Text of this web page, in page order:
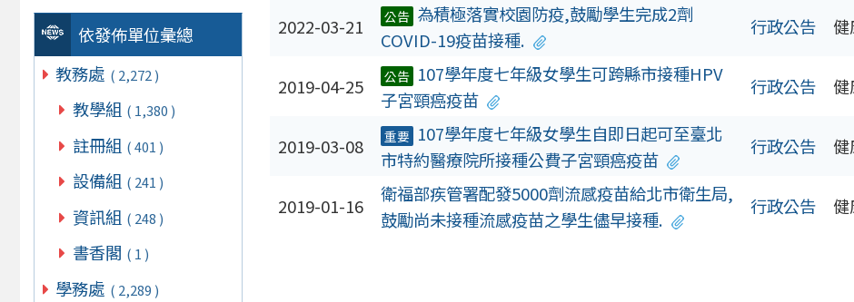
依發佈單位彙總
教務處 ( 2,272 )
教學組 ( 1,380 )
註冊組 ( 401 )
設備組 ( 241 )
資訊組 ( 248 )
書香閣 ( 1 )
學務處 ( 2,289 )
2022-03-21 公告 為積極落實校園防疫,鼓勵學生完成2劑
COVID-19疫苗接種.
行政公告
2019-04-25 公告 107學年度七年級女學生可跨縣市接種HPV
子宮頸癌疫苗
行政公告
2019-03-08 重要 107學年度七年級女學生自即日起可至臺北
市特約醫療院所接種公費子宮頸癌疫苗
行政公告
2019-01-16
衛福部疾管署配發5000劑流感疫苗給北市衛生局,
鼓勵尚未接種流感疫苗之學生儘早接種.
行政公告